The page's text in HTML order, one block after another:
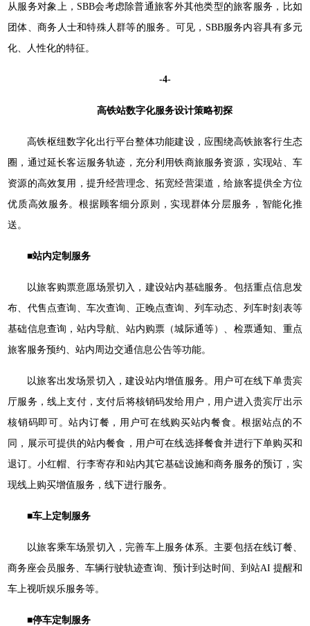
从服务对象上，SBB会考虑除普通旅客外其他类型的旅客服务，比如
团体、商务人士和特殊人群等的服务。可见，SBB服务内容具有多元
化、人性化的特征。
-4-
高铁站数字化服务设计策略初探
高铁枢纽数字化出行平台整体功能建设，应围绕高铁旅客行生态
圈，通过延长客运服务轨迹，充分利用铁商旅服务资源，实现站、车
资源的高效复用，提升经营理念、拓宽经营渠道，给旅客提供全方位
优质高效服务。根据顾客细分原则，实现群体分层服务，智能化推
送。
■站内定制服务
以旅客购票意愿场景切入，建设站内基础服务。包括重点信息发
布、代售点查询、车次查询、正晚点查询、列车动态、列车时刻表等
基础信息查询，站内导航、站内购票（城际通等）、检票通知、重点
旅客服务预约、站内周边交通信息公告等功能。
以旅客出发场景切入，建设站内增值服务。用户可在线下单贵宾
厅服务，线上支付，支付后将核销码发给用户，用户进入贵宾厅出示
核销码即可。站内订餐，用户可在线购买站内餐食。根据站点的不
同，展示可提供的站内餐食，用户可在线选择餐食并进行下单购买和
退订。小红帽、行李寄存和站内其它基础设施和商务服务的预订，实
现线上购买增值服务，线下进行服务。
■车上定制服务
以旅客乘车场景切入，完善车上服务体系。主要包括在线订餐、
商务座会员服务、车辆行驶轨迹查询、预计到达时间、到站AI 提醒和
车上视听娱乐服务等。
■停车定制服务